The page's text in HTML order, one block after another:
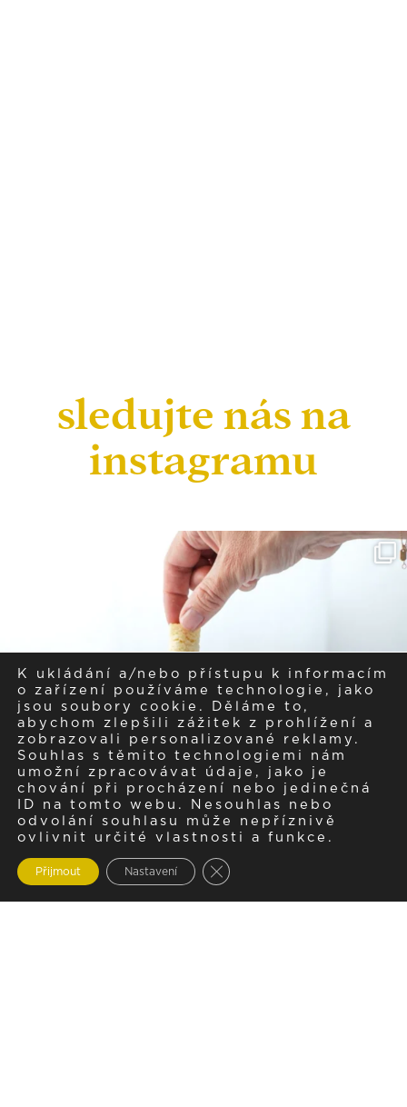
sledujte nás na
instagramu
K ukládání a/nebo přístupu k informacím
o zařízení používáme technologie, jako
jsou soubory cookie. Děláme to,
abychom zlepšili zážitek z prohlížení a
zobrazovali personalizované reklamy.
Souhlas s těmito technologiemi nám
umožní zpracovávat údaje, jako je
chování při procházení nebo jedinečná
ID na tomto webu. Nesouhlas nebo
odvolání souhlasu může nepříznivě
ovlivnit určité vlastnosti a funkce.
Přijmout Nastavení Zavřít cookie lištu GDPR